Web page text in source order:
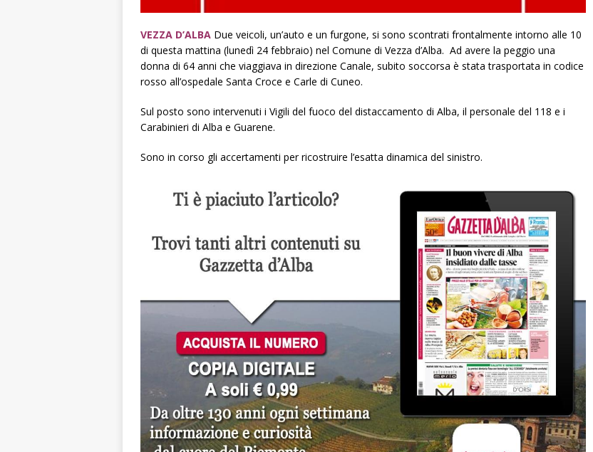
VEZZA D’ALBA Due veicoli, un’auto e un furgone, si sono scontrati frontalmente intorno alle 10
di questa mattina (lunedì 24 febbraio) nel Comune di Vezza d’Alba. Ad avere la peggio una
donna di 64 anni che viaggiava in direzione Canale, subito soccorsa è stata trasportata in codice
rosso all’ospedale Santa Croce e Carle di Cuneo.
Sul posto sono intervenuti i Vigili del fuoco del distaccamento di Alba, il personale del 118 e i
Carabinieri di Alba e Guarene.
Sono in corso gli accertamenti per ricostruire l’esatta dinamica del sinistro.